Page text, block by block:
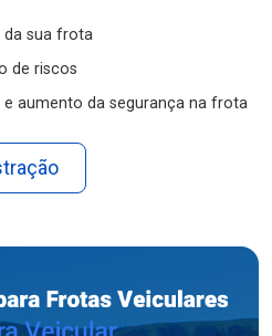
da sua frota
de riscos
e aumento da segurança na frota